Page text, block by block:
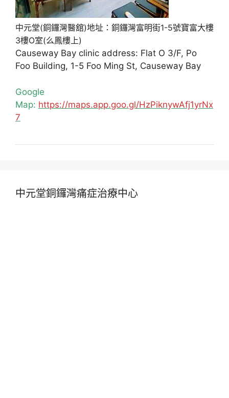
中元堂(銅鑼灣醫舘)地址：銅鑼灣富明街1-5號寶富大樓
3樓O室(么鳳樓上)
Causeway Bay clinic address: Flat O 3/F, Po
Foo Building, 1-5 Foo Ming St, Causeway Bay
Google
Map: https://maps.app.goo.gl/HzPiknywAfj1yrNx
7
中元堂銅鑼灣痛症治療中心